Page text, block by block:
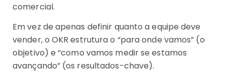
comercial.
Em vez de apenas definir quanto a equipe deve
vender, o OKR estrutura o “para onde vamos” (o
objetivo) e “como vamos medir se estamos
avançando” (os resultados-chave).